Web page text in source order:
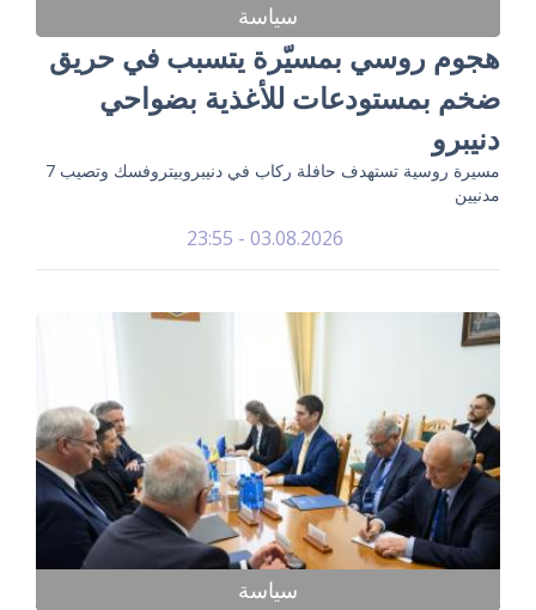
سياسة
هجوم روسي بمسيّرة يتسبب في حريق
ضخم بمستودعات للأغذية بضواحي
دنيبرو
مسيرة روسية تستهدف حافلة ركاب في دنيبروبيتروفسك وتصيب 7
مدنيين
03.08.2026 - 23:55
سياسة